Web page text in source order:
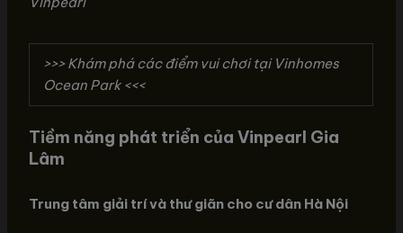
>>> Khám phá các điểm vui chơi tại Vinhomes
Ocean Park <<<
Tiềm năng phát triển của Vinpearl Gia
Lâm
Trung tâm giải trí và thư giãn cho cư dân Hà Nội